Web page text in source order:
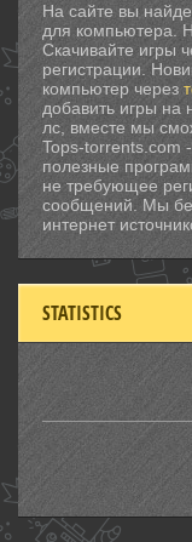
На сайте вы
для компьютера.
Скачивайте игры
регистрации.
компьютер через
добавить игры на
лс, вместе мы
Tops-torrents.com
полезные
не требующее
сообщений. Мы
интернет
STATISTICS